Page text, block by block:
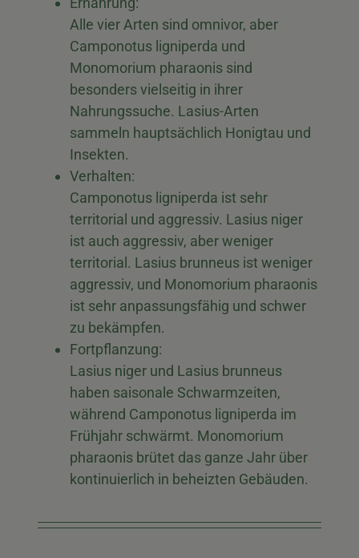
Alle vier Arten sind omnivor, aber
Camponotus ligniperda und
Monomorium pharaonis sind
besonders vielseitig in ihrer
Nahrungssuche. Lasius-Arten
sammeln hauptsächlich Honigtau und
Insekten.
Verhalten:
Camponotus ligniperda ist sehr
territorial und aggressiv. Lasius niger
ist auch aggressiv, aber weniger
territorial. Lasius brunneus ist weniger
aggressiv, und Monomorium pharaonis
ist sehr anpassungsfähig und schwer
zu bekämpfen.
Fortpflanzung:
Lasius niger und Lasius brunneus
haben saisonale Schwarmzeiten,
während Camponotus ligniperda im
Frühjahr schwärmt. Monomorium
pharaonis brütet das ganze Jahr über
kontinuierlich in beheizten Gebäuden.